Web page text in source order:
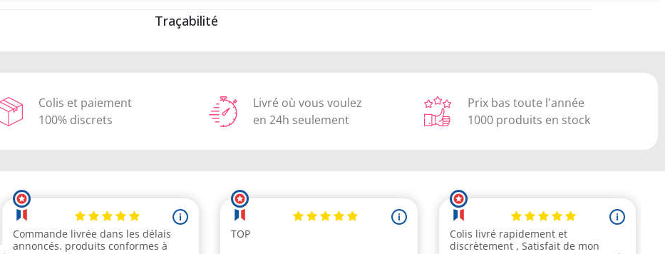
Traçabilité
Colis et paiement
100% discrets
Livré où vous voulez
en 24h seulement
Prix bas toute l'année
1000 produits en stock